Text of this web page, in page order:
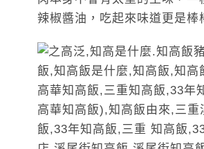
辣椒醬油，吃起來味道更是棒